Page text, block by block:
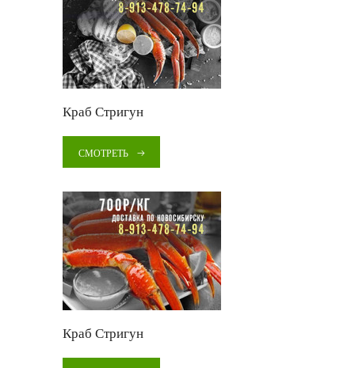
Краб Стригун
СМОТРЕТЬ
Краб Стригун